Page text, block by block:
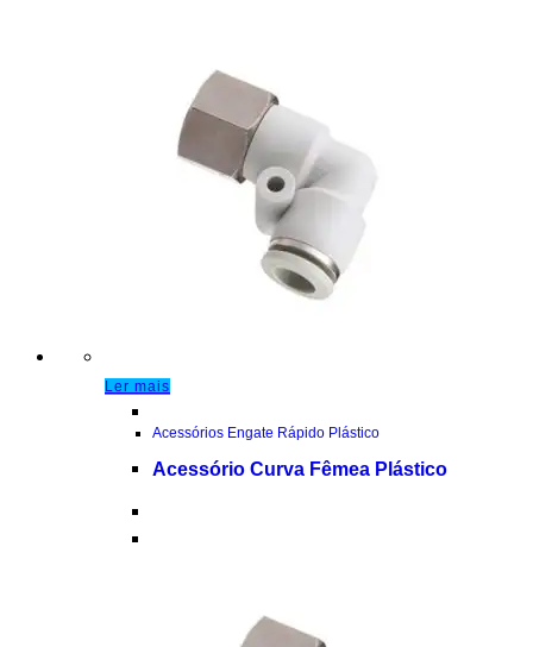
Ler mais
Acessórios Engate Rápido Plástico
Acessório Curva Fêmea Plástico